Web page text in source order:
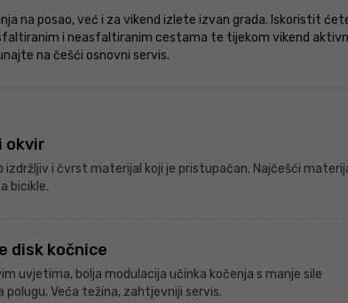
na posao, već i za vikend izlete izvan grada. Iskoristit
i neasfaltiranim cestama te tijekom vikend
na češći osnovni servis.
okvir
izdržljiv i čvrst materijal koji je pristupačan. Najčešći
bicikle.
disk kočnice
uvjetima, bolja modulacija učinka kočenja s manje sile
polugu. Veća težina, zahtjevniji servis.